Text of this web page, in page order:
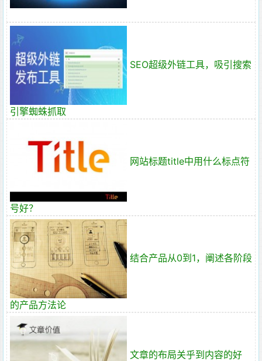
SEO超级外链工具，吸引搜索
引擎蜘蛛抓取
网站标题title中用什么标点符
号好？
结合产品从0到1，阐述各阶段
的产品方法论
文章的布局关乎到内容的好